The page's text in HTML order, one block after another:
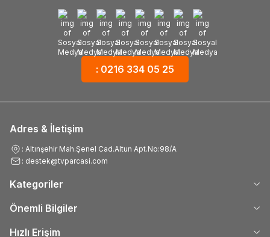
: 0216 334 05 25
Adres & İletişim
: Altınşehir Mah.Şenel Cad.Altun Apt.No:98/A
: destek@tvparcasi.com
Kategoriler
Önemli Bilgiler
Hızlı Erişim